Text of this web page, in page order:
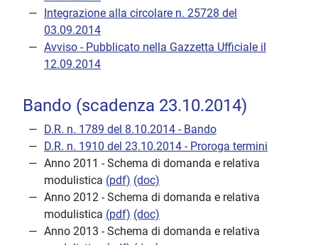
Integrazione alla circolare n. 25728 del
03.09.2014
Avviso - Pubblicato nella Gazzetta Ufficiale il
12.09.2014
Bando (scadenza 23.10.2014)
D.R. n. 1789 del 8.10.2014 - Bando
D.R. n. 1910 del 23.10.2014 - Proroga termini
Anno 2011 - Schema di domanda e relativa
modulistica (pdf) (doc)
Anno 2012 - Schema di domanda e relativa
modulistica (pdf) (doc)
Anno 2013 - Schema di domanda e relativa